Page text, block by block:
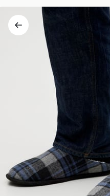
articles
vus